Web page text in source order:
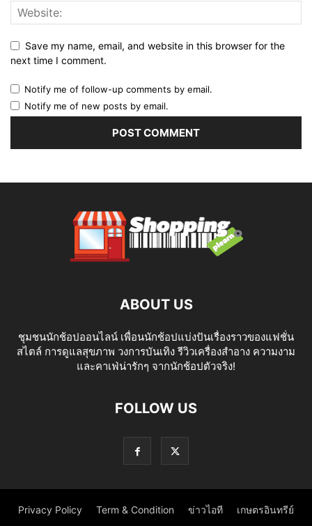
Save my name, email, and website in this browser for the
next time I comment.
Notify me of follow-up comments by email.
Notify me of new posts by email.
ABOUT US
ชุมชนนักช้อปออนไลน์ เพื่อนนักช้อปแบ่งปันเรื่องราวของแฟชั่น
สไตล์ การดูแลสุขภาพ วงการบันเทิง รีวิวเครื่องสำอาง ความงาม
และคาเฟ่น่ารักๆ จากนักช้อปตัวจริง!
FOLLOW US
Privacy Policy Term & Condition ข่าวไอที เกษตรอินทรีย์